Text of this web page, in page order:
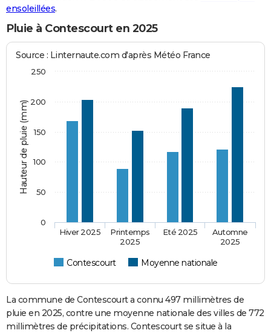
ensoleillées.
Pluie à Contescourt en 2025
Hauteur de pluie (mm)
Source : Linternaute.com d'après Météo France
Contescourt Moyenne nationale
Hiver 2025
Printemps
2025
Eté 2025
Automne
2025
0
50
100
150
200
250
La commune de Contescourt a connu 497 millimètres de
pluie en 2025, contre une moyenne nationale des villes de 772
millimètres de précipitations. Contescourt se situe à la